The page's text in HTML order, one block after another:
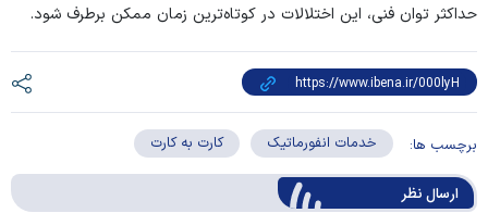
حداکثر توان فنی، این اختلالات در کوتاه‌ترین زمان ممکن برطرف شود.
برچسب ها: خدمات انفورماتیک کارت به کارت
ارسال‌ نظر